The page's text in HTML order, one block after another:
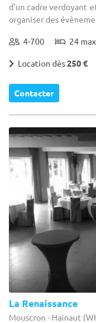
d'un cadre verdoyant
organiser des
4-700 24 max
Location dès250 €
Contacter
La Renaissance
Mouscron - Hainaut